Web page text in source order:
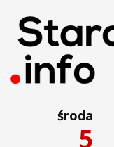
środa
5